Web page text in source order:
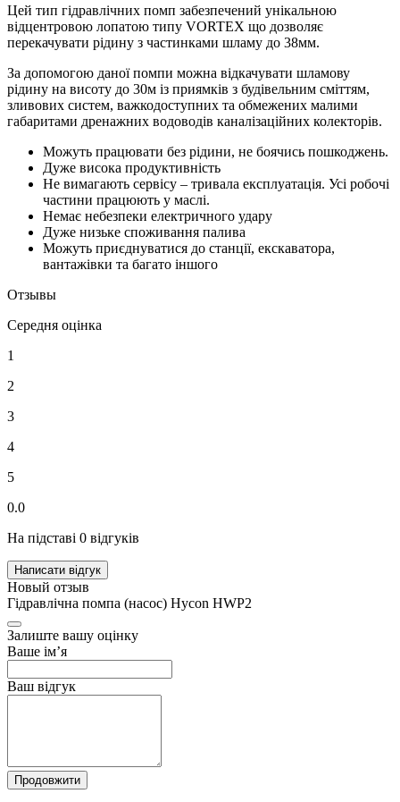
Цей тип гідравлічних помп забезпечений унікальною
відцентровою лопатою типу VORTEX що дозволяє
перекачувати рідину з частинками шламу до 38мм.
За допомогою даної помпи можна відкачувати шламову
рідину на висоту до 30м із приямків з будівельним сміттям,
зливових систем, важкодоступних та обмежених малими
габаритами дренажних водоводів каналізаційних колекторів.
Можуть працювати без рідини, не боячись пошкоджень.
Дуже висока продуктивність
Не вимагають сервісу – тривала експлуатація. Усі робочі
частини працюють у маслі.
Немає небезпеки електричного удару
Дуже низьке споживання палива
Можуть приєднуватися до станції, екскаватора,
вантажівки та багато іншого
Отзывы
Середня оцінка
1
2
3
4
5
0.0
На підставі 0 відгуків
Написати відгук
Новый отзыв
Гідравлічна помпа (насос) Hycon HWP2
Залиште вашу оцінку
Ваше ім’я
Ваш відгук
Продовжити